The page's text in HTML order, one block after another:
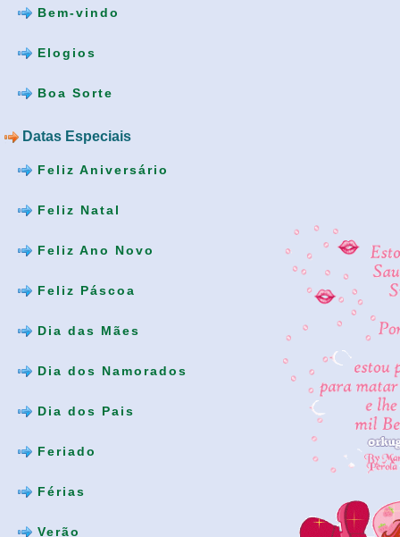
Bem-vindo
Elogios
Boa Sorte
Datas Especiais
Feliz Aniversário
Feliz Natal
Feliz Ano Novo
Feliz Páscoa
Dia das Mães
Dia dos Namorados
Dia dos Pais
Feriado
Férias
Verão